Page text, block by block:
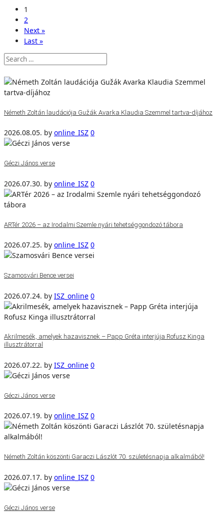
1
2
Next »
Last »
Németh Zoltán laudációja Gužák Avarka Klaudia Szemmel tartva-díjához
2026.08.05. by online_ISZ 0
Géczi János verse
2026.07.30. by online_ISZ 0
ARTér 2026 – az Irodalmi Szemle nyári tehetséggondozó tábora
2026.07.25. by online_ISZ 0
Szamosvári Bence versei
2026.07.24. by ISZ_online 0
Akrilmesék, amelyek hazavisznek – Papp Gréta interjúja Rofusz Kinga
illusztrátorral
2026.07.22. by ISZ_online 0
Géczi János verse
2026.07.19. by online_ISZ 0
Németh Zoltán köszönti Garaczi Lászlót 70. születésnapja alkalmából!
2026.07.17. by online_ISZ 0
Géczi János verse